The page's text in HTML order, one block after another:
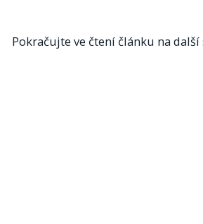
Pokračujte ve čtení článku na další